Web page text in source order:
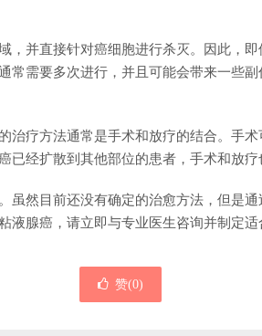
，并直接针对癌细胞进行杀灭。因此，
常需要多次进行，并且可能会带来一些
治疗方法通常是手术和放疗的结合。手
已经扩散到其他部位的患者，手术和放疗
虽然目前还没有确定的治愈方法，但是
液腺癌，请立即与专业医生咨询并制定适
赞(0)